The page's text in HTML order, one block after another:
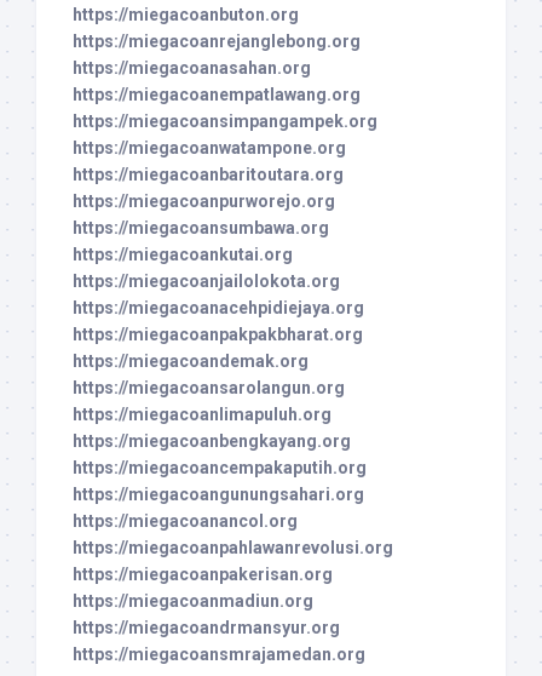
https://miegacoanbuton.org
https://miegacoanrejanglebong.org
https://miegacoanasahan.org
https://miegacoanempatlawang.org
https://miegacoansimpangampek.org
https://miegacoanwatampone.org
https://miegacoanbaritoutara.org
https://miegacoanpurworejo.org
https://miegacoansumbawa.org
https://miegacoankutai.org
https://miegacoanjailolokota.org
https://miegacoanacehpidiejaya.org
https://miegacoanpakpakbharat.org
https://miegacoandemak.org
https://miegacoansarolangun.org
https://miegacoanlimapuluh.org
https://miegacoanbengkayang.org
https://miegacoancempakaputih.org
https://miegacoangunungsahari.org
https://miegacoanancol.org
https://miegacoanpahlawanrevolusi.org
https://miegacoanpakerisan.org
https://miegacoanmadiun.org
https://miegacoandrmansyur.org
https://miegacoansmrajamedan.org